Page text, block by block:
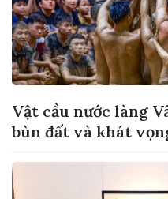
Vật cầu nước làng
bùn đất và khát